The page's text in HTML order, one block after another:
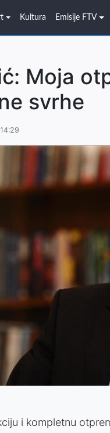
Kultura Emisije FTV
Moja
svrhe
i kompletnu